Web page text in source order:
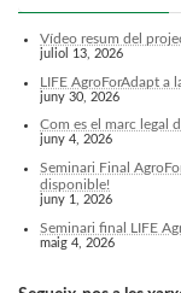
Vídeo resum del
juliol 13, 2026
LIFE AgroForAdapt a
juny 30, 2026
Com es el marc legal
juny 4, 2026
Seminari Final
disponible!
juny 1, 2026
Seminari final LIFE
maig 4, 2026